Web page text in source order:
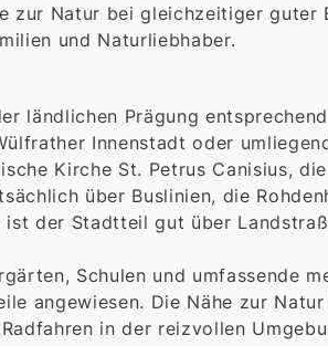
zur Natur bei gleichzeitiger
und Naturliebhaber.
ländlichen Prägung
Innenstadt oder
Kirche St. Petrus Canisius,
über Buslinien, die
der Stadtteil gut über
Schulen und umfassende
angewiesen. Die Nähe zur
in der reizvollen